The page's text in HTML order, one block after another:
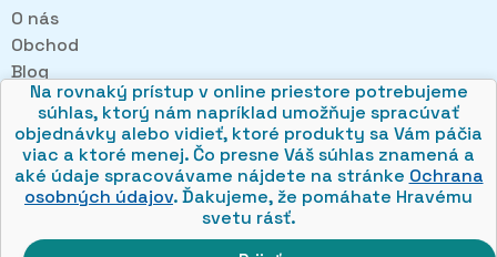
Pri návštevách kamenného obchodu pozorne
načúvame malým aj veľkým, aby sme zistili, čo sa Vám
v obchode páči najviac a mohli sa tak posúvať vpred.
Na rovnaký prístup v online priestore potrebujeme
súhlas, ktorý nám napríklad umožňuje spracúvať
objednávky alebo vidieť, ktoré produkty sa Vám páčia
viac a ktoré menej. Čo presne Váš súhlas znamená a
aké údaje spracovávame nájdete na stránke Ochrana
osobných údajov. Ďakujeme, že pomáhate Hravému
svetu rásť.
🍪
O nás
Obchod
Blog
Obchodné podmienky
Ochrana osobných údajov
© 2026 hravysvet.sk